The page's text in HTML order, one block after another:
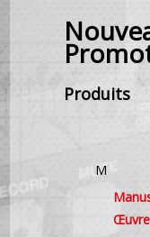
Produits
M